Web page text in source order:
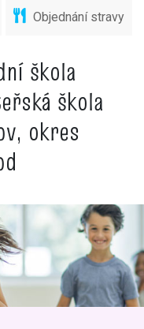
škola
škola
okres
Objednání stravy